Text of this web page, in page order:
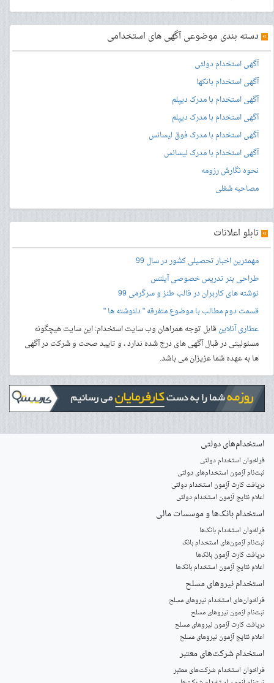
» دسته بندی موضوعی آگهی های استخدامی
آگهی استخدام دولتی
آگهی استخدام بانکها
آگهی استخدام با مدرک دیپلم
آگهی استخدام با مدرک دیپلم
آگهی استخدام با مدرک فوق لیسانس
آگهی استخدام با مدرک لیسانس
نحوه نگارش رزومه
مصاحبه شغلی
» تابلو اعلانات
مهمترین اخبار تحصیلی کشور در سال 99
طراحی بنرتدریس خصوصی آیلتس
نوشته های کاربران در قالب طنز و سرگرمی 99
قسمت دوم مطالب با موضوع متفرقه " دلنوشته ها "
عطاری آنلاینقابل توجه همراهان وب سایت استخدام: این سایت هیچگونه
مسئولیتی در قبال آگهی های درج شده ندارد ، و تایید صحت و شرکت در آگهی
ها به عهده شما عزیزان می باشد.
استخدام‌های دولتی
فراخوان استخدام دولتی
ثبت‌نام آزمون‌ استخدام‌های دولتی
دریافت کارت آزمون استخدام دولتی
اعلام نتایج آزمون استخدام دولتی
استخدام‌ بانک‌ها و موسسات مالی
فراخوان استخدام بانک‌ها
‌ثبت‌نام آزمون‌های استخدام بانک
دریافت کارت آزمون بانک‌ها
اعلام نتایج آزمون استخدام بانک‌ها
استخدام‌ نیروهای مسلح
‌فراخوان‌های استخدام‌ نیروهای مسلح
ثبت‌نام آزمون نیروهای مسلح
دریافت کارت آزمون نیروهای مسلح
اعلام نتایج آزمون نیروهای مسلح
استخدام‌ شرکت‌های معتبر
فراخوان استخدام شرکت‌های معتبر